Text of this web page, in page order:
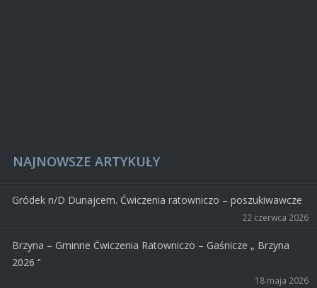
NAJNOWSZE ARTYKUŁY
Gródek n/D Dunajcem. Ćwiczenia ratowniczo – poszukiwawcze
22 czerwca 2026
Brzyna – Gminne Ćwiczenia Ratowniczo – Gaśnicze „ Brzyna
2026 ‘’
18 maja 2026